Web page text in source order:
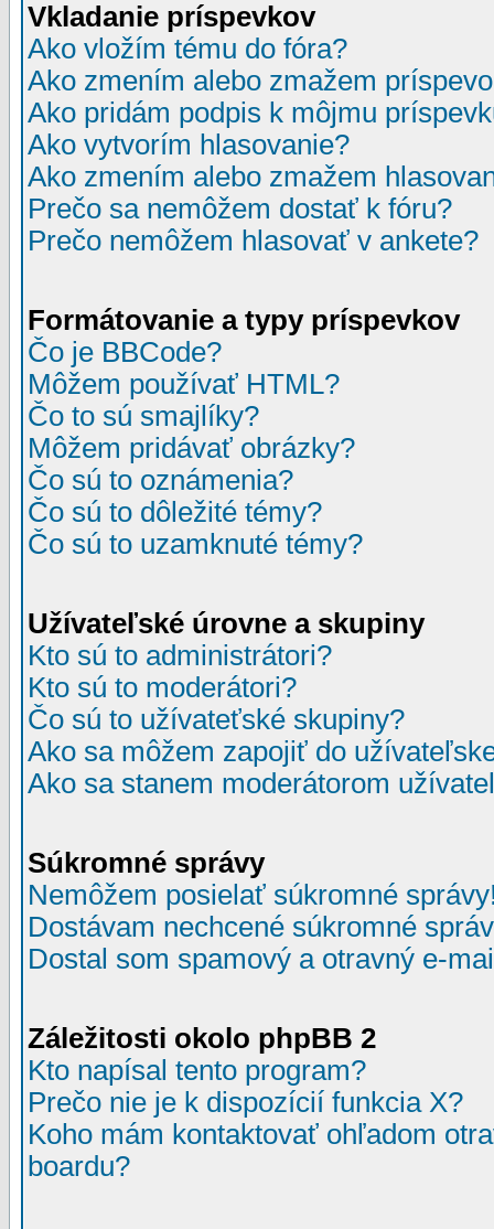
Vkladanie príspevkov
Ako vložím tému do fóra?
Ako zmením alebo zmažem
Ako pridám podpis k môjmu
Ako vytvorím hlasovanie?
Ako zmením alebo zmažem
Prečo sa nemôžem dostať k fóru?
Prečo nemôžem hlasovať v ankete?
Formátovanie a typy príspevkov
Čo je BBCode?
Môžem používať HTML?
Čo to sú smajlíky?
Môžem pridávať obrázky?
Čo sú to oznámenia?
Čo sú to dôležité témy?
Čo sú to uzamknuté témy?
Užívateľské úrovne a skupiny
Kto sú to administrátori?
Kto sú to moderátori?
Čo sú to užívateťské skupiny?
Ako sa môžem zapojiť do
Ako sa stanem moderátorom
Súkromné správy
Nemôžem posielať súkromné
Dostávam nechcené súkromné
Dostal som spamový a otravný e-
Záležitosti okolo phpBB 2
Kto napísal tento program?
Prečo nie je k dispozícií funkcia X?
Koho mám kontaktovať ohľadom
boardu?